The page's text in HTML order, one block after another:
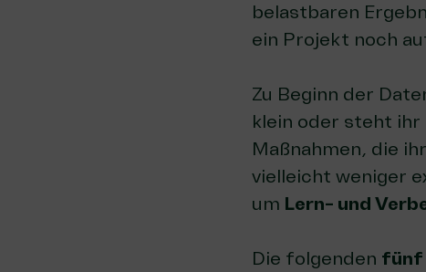
belastbaren
ein Projekt noch
Zu Beginn der
klein oder steht
Maßnahmen, die
vielleicht weniger
um Lern- und
Die folgenden fünf